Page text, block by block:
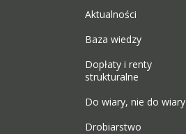
Aktualności
Baza wiedzy
Dopłaty i renty
strukturalne
Do wiary, nie do wiary
Drobiarstwo